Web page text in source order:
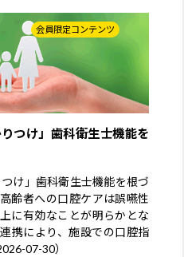
会員限定コンテンツ
つけ」歯科衛生士機能を
け」歯科衛生士機能を根づ
齢者への口腔ケアは誤嚥性
に有効なことが明らかとな
携により、施設での口腔指
07-30）